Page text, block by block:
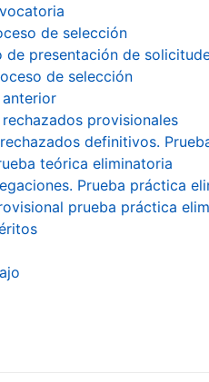
de selección
de presentación de
de selección
provisionales
definitivos.
teórica eliminatoria
Prueba práctica
prueba práctica